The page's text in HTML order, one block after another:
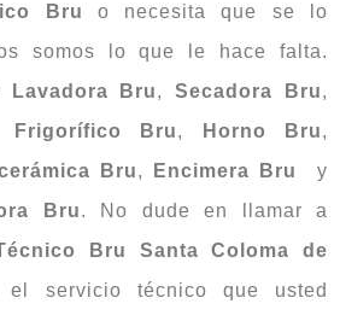
Bru o necesita que se lo
somos lo que le hace falta.
Lavadora Bru,Secadora Bru,
Frigorífico Bru, Horno Bru,
Bru, Encimera Bru
y
Bru. No dude en llamar a
Bru Santa Coloma de
el servicio técnico que usted